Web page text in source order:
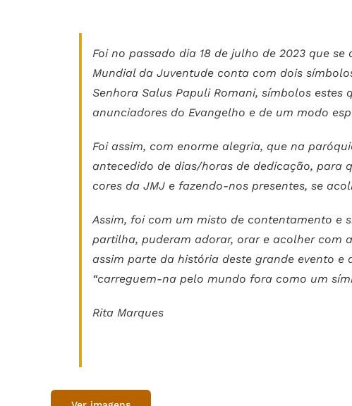
Foi no passado dia 18 de julho de 2023 que
Mundial da Juventude conta com dois
Senhora Salus Papuli Romani, símbolos
anunciadores do Evangelho e de um modo
Foi assim, com enorme alegria, que na
antecedido de dias/horas de dedicação, para
cores da JMJ e fazendo-nos presentes, se
Assim, foi com um misto de contentamento e
partilha, puderam adorar, orar e acolher com
assim parte da história deste grande evento
“carreguem-na pelo mundo fora como um
Rita Marques